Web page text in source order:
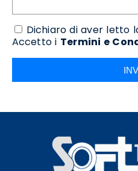
Dichiaro di aver letto
Accetto i Termini e